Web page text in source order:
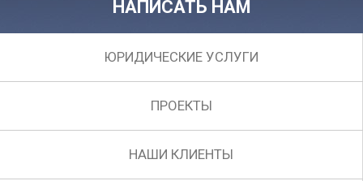
НАПИСАТЬ НАМ
ЮРИДИЧЕСКИЕ УСЛУГИ
ПРОЕКТЫ
НАШИ КЛИЕНТЫ